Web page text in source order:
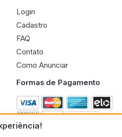
Login
Cadastro
FAQ
Contato
Como Anunciar
Formas de Pagamento